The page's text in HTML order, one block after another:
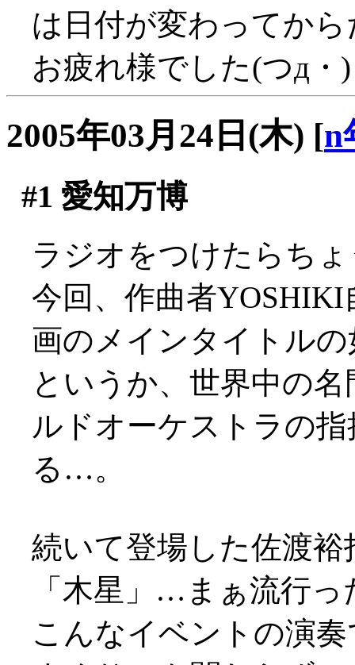
は日付が変わってか
お疲れ様でした(つд・)
2005年03月24日(木) [n
#1 愛知万博
ラジオをつけたらち
今回、作曲者
画のメインタイトル
というか、世界中の
ルドオーケストラの
る…。
続いて登場した佐渡
「木星」…まぁ流行
こんなイベントの演